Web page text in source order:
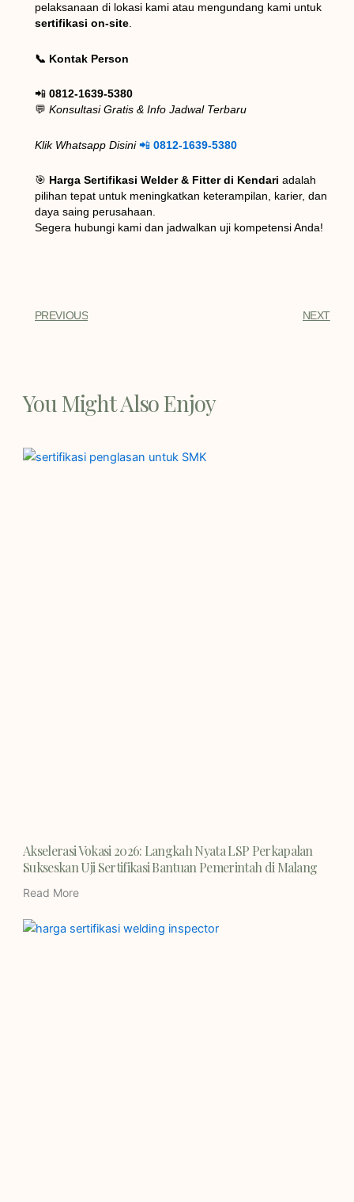
pelaksanaan di lokasi kami atau mengundang kami untuk
sertifikasi on-site.
📞 Kontak Person
📲 0812-1639-5380
💬 Konsultasi Gratis & Info Jadwal Terbaru
Klik Whatsapp Disini📲 0812-1639-5380
🎯 Harga Sertifikasi Welder & Fitter di Kendari adalah
pilihan tepat untuk meningkatkan keterampilan, karier, dan
daya saing perusahaan.
Segera hubungi kami dan jadwalkan uji kompetensi Anda!
PREVIOUS NEXT
You Might Also Enjoy
Akselerasi Vokasi 2026: Langkah Nyata LSP Perkapalan
Sukseskan Uji Sertifikasi Bantuan Pemerintah di Malang
Read More